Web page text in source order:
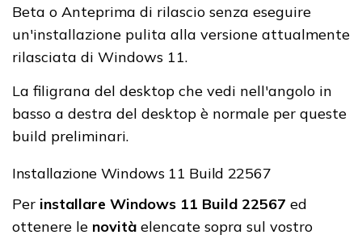
Beta o Anteprima di rilascio senza eseguire
un'installazione pulita alla versione attualmente
rilasciata di Windows 11.
La filigrana del desktop che vedi nell'angolo in
basso a destra del desktop è normale per queste
build preliminari.
Installazione Windows 11 Build 22567
Per installare Windows 11 Build 22567 ed
ottenere le novità elencate sopra sul vostro